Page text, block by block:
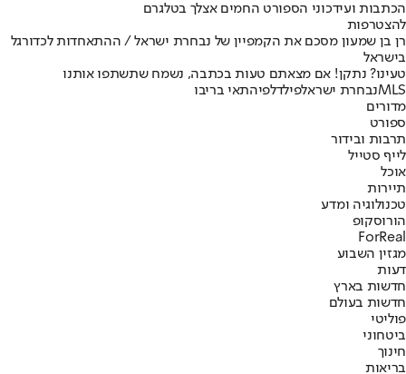
הכתבות ועידכוני הספורט החמים אצלך בטלגרם
להצטרפות
רן בן שמעון מסכם את הקמפיין של נבחרת ישראל / ההתאחדות לכדורגל
בישראל
טעינו? נתקן! אם מצאתם טעות בכתבה, נשמח שתשתפו אותנו
MLSנבחרת ישראלפילדלפיהתאי בריבו
מדורים
ספורט
תרבות ובידור
לייף סטייל
אוכל
תיירות
טכנולוגיה ומדע
הורוסקופ
ForReal
מגזין השבוע
דעות
חדשות בארץ
חדשות בעולם
פוליטי
ביטחוני
חינוך
בריאות